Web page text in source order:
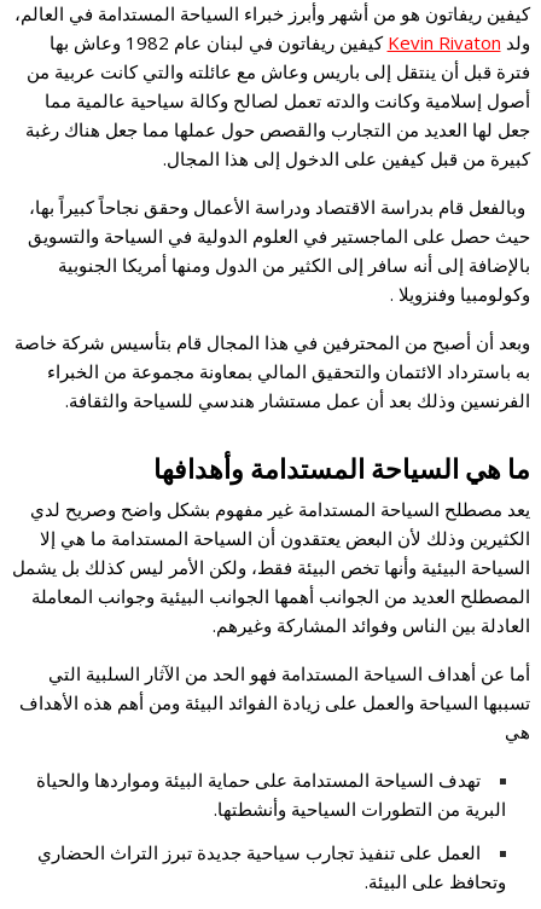
كيفين ريفاتون هو من أشهر وأبرز خبراء السياحة المستدامة في العالم،
ولد Kevin Rivaton
كيفين ريفاتون في لبنان عام 1982 وعاش بها
فترة قبل أن ينتقل إلى باريس وعاش مع عائلته والتي كانت عربية من
أصول إسلامية وكانت والدته تعمل لصالح وكالة سياحية عالمية مما
جعل لها العديد من التجارب والقصص حول عملها مما جعل هناك رغبة
كبيرة من قبل كيفين على الدخول إلى هذا المجال.
وبالفعل قام بدراسة الاقتصاد ودراسة الأعمال وحقق نجاحاً كبيراً بها،
حيث حصل على الماجستير في العلوم الدولية في السياحة والتسويق
بالإضافة إلى أنه سافر إلى الكثير من الدول ومنها أمريكا الجنوبية
وكولومبيا وفنزويلا .
وبعد أن أصبح من المحترفين في هذا المجال قام بتأسيس شركة خاصة
به باسترداد الائتمان والتحقيق المالي بمعاونة مجموعة من الخبراء
الفرنسين وذلك بعد أن عمل مستشار هندسي للسياحة والثقافة.
ما هي السياحة المستدامة وأهدافها
يعد مصطلح السياحة المستدامة غير مفهوم بشكل واضح وصريح لدي
الكثيرين وذلك لأن البعض يعتقدون أن السياحة المستدامة ما هي إلا
السياحة البيئية وأنها تخص البيئة فقط، ولكن الأمر ليس كذلك بل يشمل
المصطلح العديد من الجوانب أهمها الجوانب البيئية وجوانب المعاملة
العادلة بين الناس وفوائد المشاركة وغيرهم.
أما عن أهداف السياحة المستدامة فهو الحد من الآثار السلبية التي
تسببها السياحة والعمل على زيادة الفوائد البيئة ومن أهم هذه الأهداف
هي
تهدف السياحة المستدامة على حماية البيئة ومواردها والحياة
البرية من التطورات السياحية وأنشطتها.
العمل على تنفيذ تجارب سياحية جديدة تبرز التراث الحضاري
وتحافظ على البيئة.